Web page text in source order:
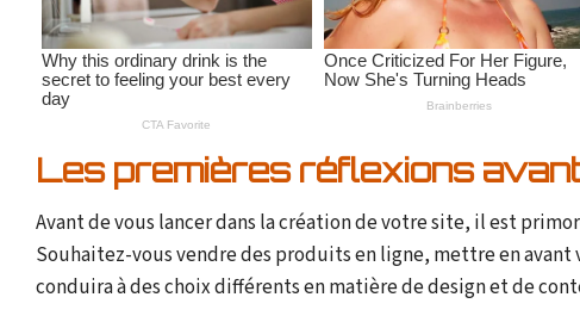
Les premières réflexions
Avant de vous lancer dans la création de votre site, il est
Souhaitez-vous vendre des produits en ligne, mettre en
conduira à des choix différents en matière de design et de